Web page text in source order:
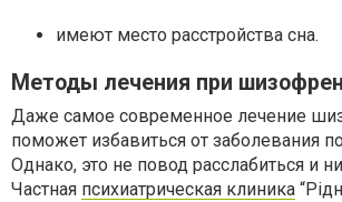
имеют место расстройства сна.
Методы лечения при
Даже самое современное лечение
поможет избавиться от заболевания
Однако, это не повод расслабиться и
Частная психиатрическая клиника